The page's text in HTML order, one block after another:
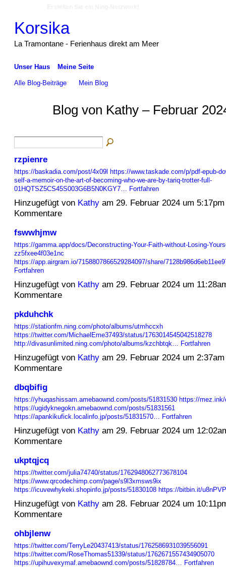
Korsika
La Tramontane - Ferienhaus direkt am Meer
Unser Haus Meine Seite
Alle Blog-Beiträge Mein Blog
Blog von Kathy – Februar
rzpienre
https://baskadia.com/post/4x09l https://www.taskade.com/p/pdf-epub-
self-a-memoir-on-the-art-of-becoming-who-we-are-by-tariq-trotter-full-
01HQTSZ5CS45S003G6B5N0KGY7…
Fortfahren
Hinzugefügt von Kathyam 29. Februar 2024 um
Kommentare
fswwhjmw
https://gamma.app/docs/Deconstructing-Your-Faith-without-Losing-
zz5fxee4f03e1nc
https://app.airgram.io/7158807866529284097/share/
Fortfahren
Hinzugefügt von Kathyam 29. Februar 2024 um
Kommentare
pkduhchk
https://stationfm.ning.com/photo/albums/utmhccxh
https://twitter.com/MichaelEme37493/status/1763014545042518278
http://divasunlimited.ning.com/photo/albums/kzchbtqk…
Fortfahren
Hinzugefügt von Kathyam 29. Februar 2024 um
Kommentare
dbqbifig
https://yhuqashissam.amebaownd.com/posts/51831530 https://mez.ink/
https://ugidyknegokn.amebaownd.com/posts/51831561
https://apankikufick.localinfo.jp/posts/51831570…
Fortfahren
Hinzugefügt von Kathyam 29. Februar 2024 um
Kommentare
ukptqjcq
https://twitter.com/julia74740/status/1762948062773678104
https://www.qrcodechimp.com/page/s9l3xmsws9ix
https://icuvewhykeki.shopinfo.jp/posts/51830108 https://bitbin.it/
Hinzugefügt von Kathyam 28. Februar 2024 um
Kommentare
ohbjlenw
https://twitter.com/TerryLe20437413/status/1762586931039556091
https://twitter.com/RoseThomas51339/status/1762671557434905070
https://upihuvexymaf.amebaownd.com/posts/51828784…
Fortfahren